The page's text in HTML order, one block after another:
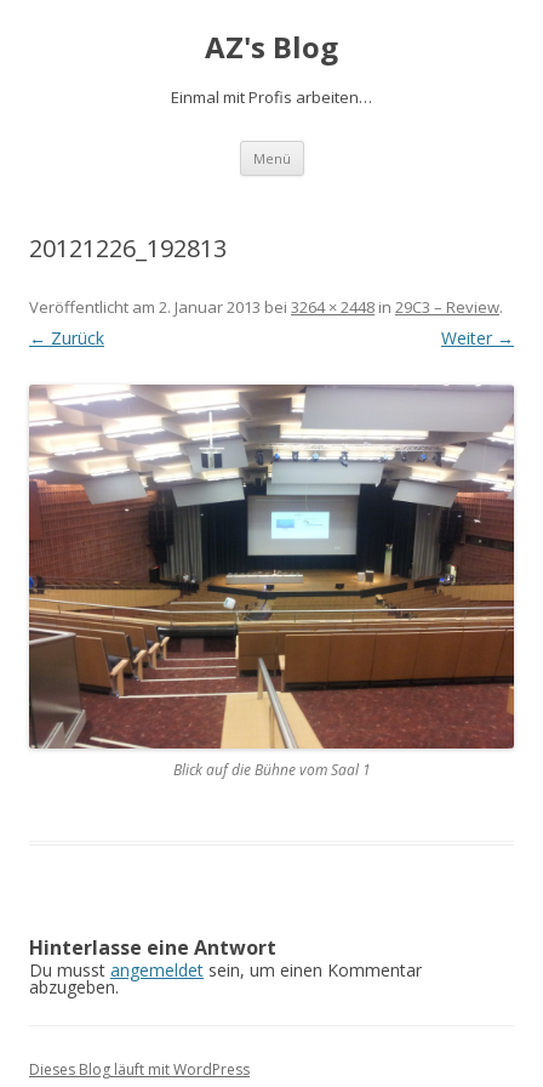
AZ's Blog
Einmal mit Profis arbeiten…
Menü Zum Inhalt springen
20121226_192813
Veröffentlicht am 2. Januar 2013 bei 3264 × 2448 in 29C3 – Review.
← Zurück Weiter →
Blick auf die Bühne vom Saal 1
Hinterlasse eine Antwort
Du musst angemeldet sein, um einen Kommentar
abzugeben.
Dieses Blog läuft mit WordPress